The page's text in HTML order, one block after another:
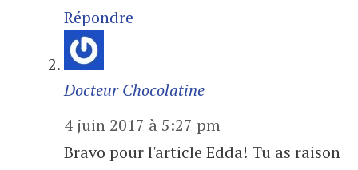
Répondre
Docteur Chocolatine
4 juin 2017 à 5:27 pm
Bravo pour l'article Edda! Tu as raison